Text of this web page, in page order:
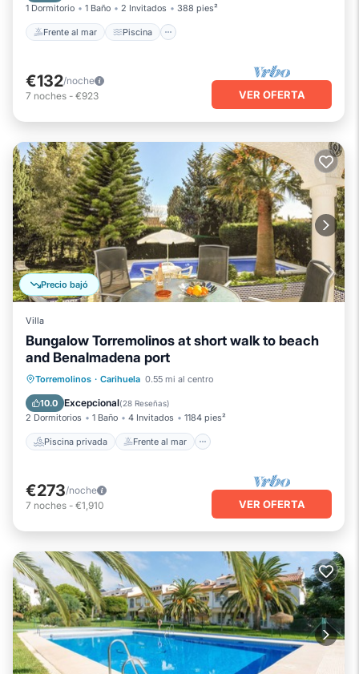
1 Dormitorio 1 Baño 2 Invitados 388 pies²
Frente al mar Piscina
€132/noche
7 noches - €923 VER OFERTA
Precio bajó
Villa
Bungalow Torremolinos at short walk to beach
and Benalmadena port
Torremolinos · Carihuela 0.55 mi al centro
10.0 Excepcional(28 Reseñas)
2 Dormitorios 1 Baño 4 Invitados 1184 pies²
Piscina privada Frente al mar
Piscina privada
Frente al mar
Chimenea/Calefacción
€273/noche
7 noches - €1,910 VER OFERTA